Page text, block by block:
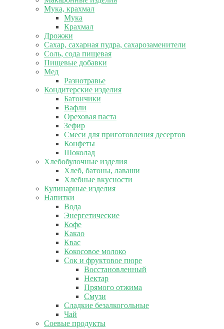
Мука, крахмал
Мука
Крахмал
Дрожжи
Сахар, сахарная пудра, сахарозаменители
Соль, сода пищевая
Пищевые добавки
Мед
Разнотравье
Кондитерские изделия
Батончики
Вафли
Ореховая паста
Зефир
Смеси для приготовления десертов
Конфеты
Шоколад
Хлебобулочные изделия
Хлеб, батоны, лаваши
Хлебные вкусности
Кулинарные изделия
Напитки
Вода
Энергетические
Кофе
Какао
Квас
Кокосовое молоко
Сок и фруктовое пюре
Восстановленный
Нектар
Прямого отжима
Смузи
Сладкие безалкогольные
Чай
Соевые продукты